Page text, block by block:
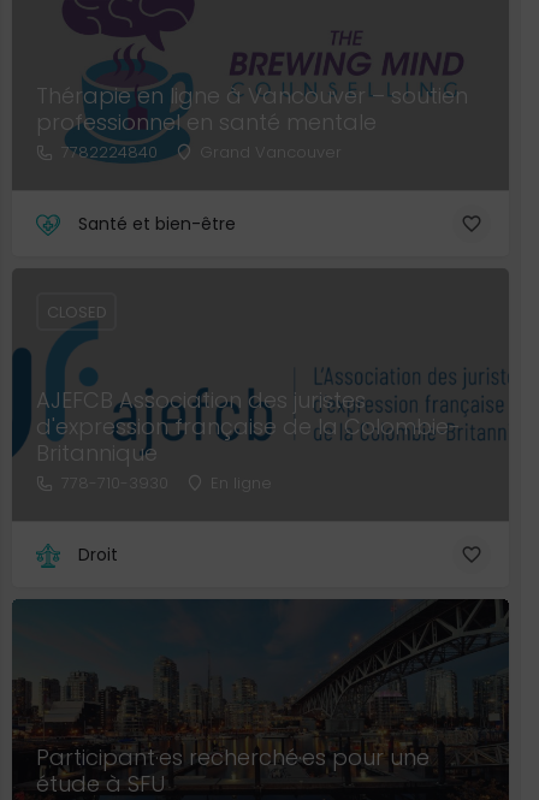
Thérapie en ligne à Vancouver – soutien
professionnel en santé mentale
7782224840 Grand Vancouver
Santé et bien-être
AJEFCB Association des juristes
d'expression française de la Colombie-
Britannique
778-710-3930 En ligne
CLOSED
Droit
Participant·es recherché·es pour une
étude à SFU